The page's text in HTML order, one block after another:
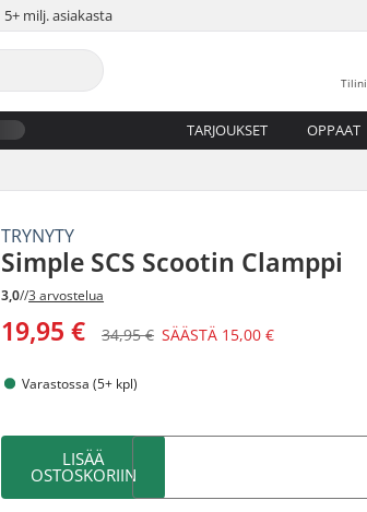
5+ milj. asiakasta
Tilini
TARJOUKSET OPPAAT
TRYNYTY
Simple SCS Scootin Clamppi
3,0//3 arvostelua
19,95 € 34,95 € SÄÄSTÄ 15,00 €
Varastossa (5+ kpl)
LISÄÄ
OSTOSKORIIN